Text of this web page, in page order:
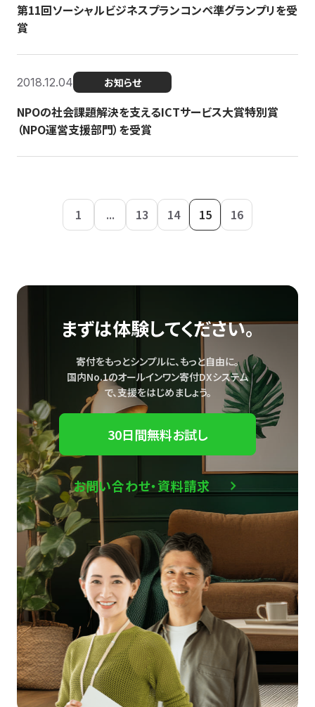
第11回ソーシャルビジネスプランコンペ準グランプリを受
賞
2018.12.04 お知らせ
NPOの社会課題解決を支えるICTサービス大賞特別賞
（NPO運営支援部門）を受賞
1 ... 13 14 15 16
まずは体験してください。
寄付をもっとシンプルに、もっと自由に。
国内No.1のオールインワン寄付DXシステム
で、支援をはじめましょう。
30日間無料お試し
お問い合わせ・資料請求